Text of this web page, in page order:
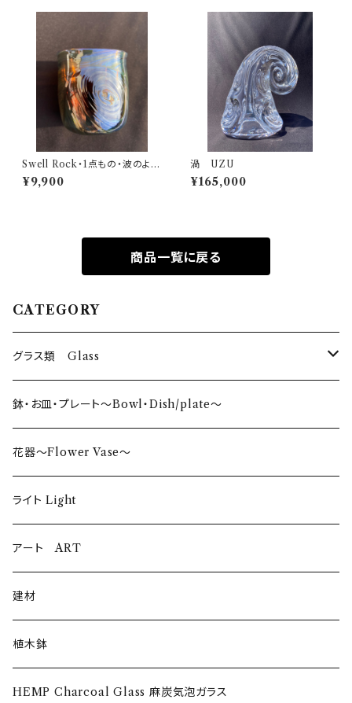
Swell Rock・1点もの・波のよう
に唯一無二
¥9,900
渦 UZU
¥165,000
商品一覧に戻る
CATEGORY
グラス類 Glass
タンブラー〜Tumbler〜
日本酒〜SAKE〜
ロックグラス〜Rock Glass〜
ウイスキーグラス〜Whisky Glass
ゴブレット〜Goblet〜
ショットグラス〜Shot Glass
ワイングラス~Wine Glass
鉢・お皿・プレート〜Bowl・Dish/plate〜
花器〜Flower Vase〜
ライト Light
アート ART
建材
植木鉢
HEMP Charcoal Glass 麻炭気泡ガラス